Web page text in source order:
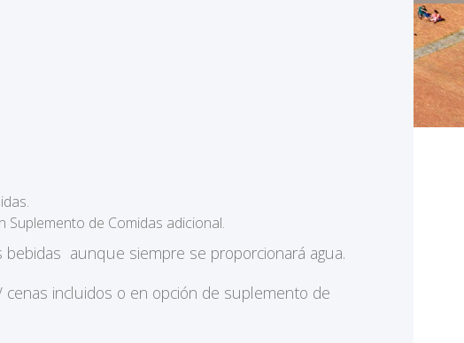
de Comidas adicional.
aunque siempre se proporcionará agua.
incluidos o en opción de suplemento de